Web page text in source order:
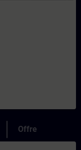
Offre